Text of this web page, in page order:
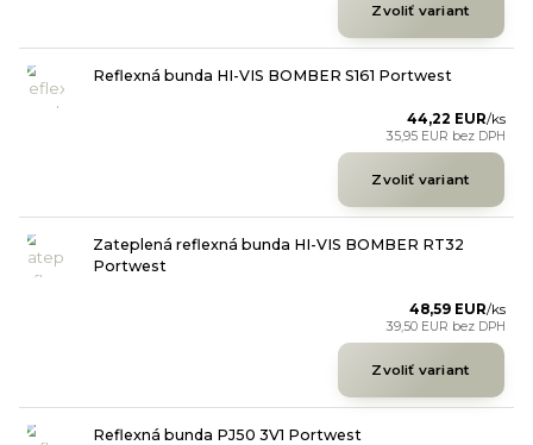
Zvoliť variant
Reflexná bunda HI-VIS BOMBER S161 Portwest
44,22 EUR/ks
35,95 EUR bez DPH
Zvoliť variant
Zateplená reflexná bunda HI-VIS BOMBER RT32
Portwest
48,59 EUR/ks
39,50 EUR bez DPH
Zvoliť variant
Reflexná bunda PJ50 3V1 Portwest